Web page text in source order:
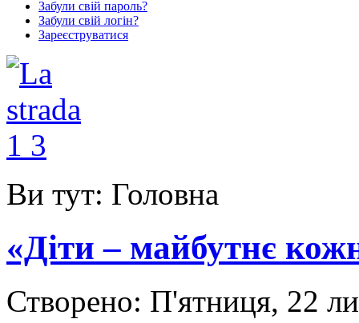
Забули свій пароль?
Забули свій логін?
Зареєструватися
Ви тут: Головна
«Діти – майбутнє
Створено: П'ятниця, 22